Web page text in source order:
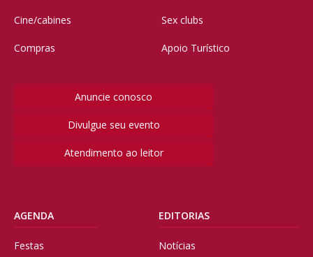
Cine/cabines
Compras
Sex clubs
Apoio Turístico
Anuncie conosco
Divulgue seu evento
Atendimento ao leitor
AGENDA
Festas
EDITORIAS
Notícias